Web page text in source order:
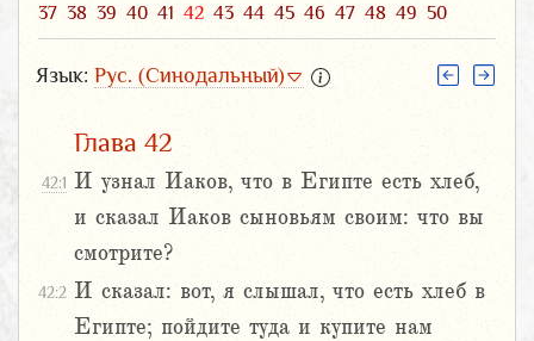
37 38 39 40 41 42 43 44 45 46 47 48 49 50
Язык: Рус. (Синодальный)
Глава 42
42:1 И узнал Иаков, что в Египте есть хлеб,
и сказал Иаков сыновьям своим: что вы
смотрите?
42:2 И сказал: вот, я слышал, что есть хлеб в
Египте; пойдите туда и купите нам